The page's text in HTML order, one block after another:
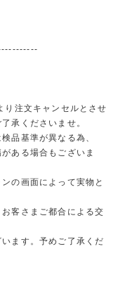
り注文キャンセルとさせ
承くださいませ。
品基準が異なる為、
ある場合もございま
の画面によって実物と
客さまご都合による交
ます。予めご了承くだ